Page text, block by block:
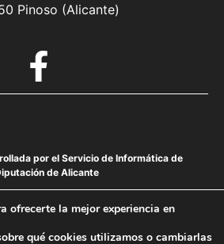
Pinoso (Alicante)
por el Servicio de Informática de
de Alicante
ofrecerte la mejor experiencia en
qué cookies utilizamos o cambiarlas